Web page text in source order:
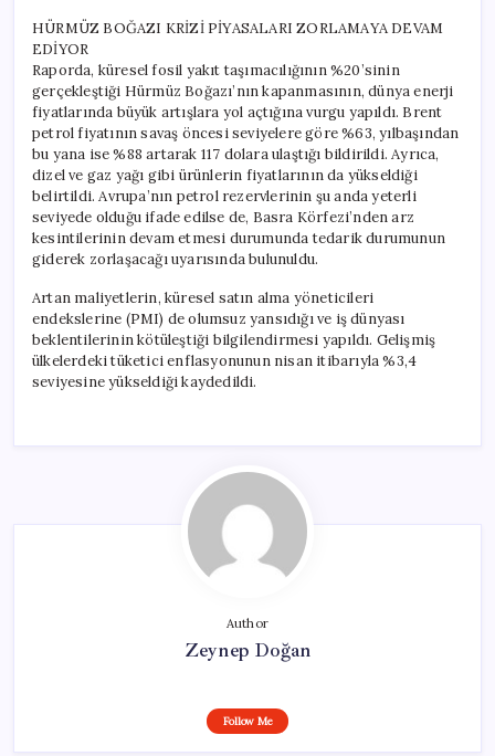
HÜRMÜZ BOĞAZI KRİZİ PİYASALARI ZORLAMAYA DEVAM
EDİYOR
Raporda, küresel fosil yakıt taşımacılığının %20’sinin
gerçekleştiği Hürmüz Boğazı’nın kapanmasının, dünya enerji
fiyatlarında büyük artışlara yol açtığına vurgu yapıldı. Brent
petrol fiyatının savaş öncesi seviyelere göre %63, yılbaşından
bu yana ise %88 artarak 117 dolara ulaştığı bildirildi. Ayrıca,
dizel ve gaz yağı gibi ürünlerin fiyatlarının da yükseldiği
belirtildi. Avrupa’nın petrol rezervlerinin şu anda yeterli
seviyede olduğu ifade edilse de, Basra Körfezi’nden arz
kesintilerinin devam etmesi durumunda tedarik durumunun
giderek zorlaşacağı uyarısında bulunuldu.
Artan maliyetlerin, küresel satın alma yöneticileri
endekslerine (PMI) de olumsuz yansıdığı ve iş dünyası
beklentilerinin kötüleştiği bilgilendirmesi yapıldı. Gelişmiş
ülkelerdeki tüketici enflasyonunun nisan itibarıyla %3,4
seviyesine yükseldiği kaydedildi.
Author
Zeynep Doğan
Follow Me